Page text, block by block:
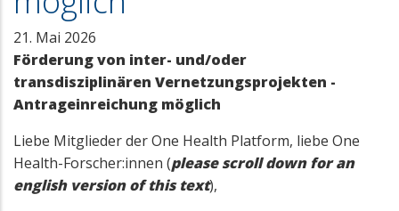
21. Mai 2026
Förderung von inter- und/oder
transdisziplinären Vernetzungsprojekten -
Antrageinreichung möglich
Liebe Mitglieder der One Health Platform, liebe One
Health-Forscher:innen (please scroll down for an
english version of this text),